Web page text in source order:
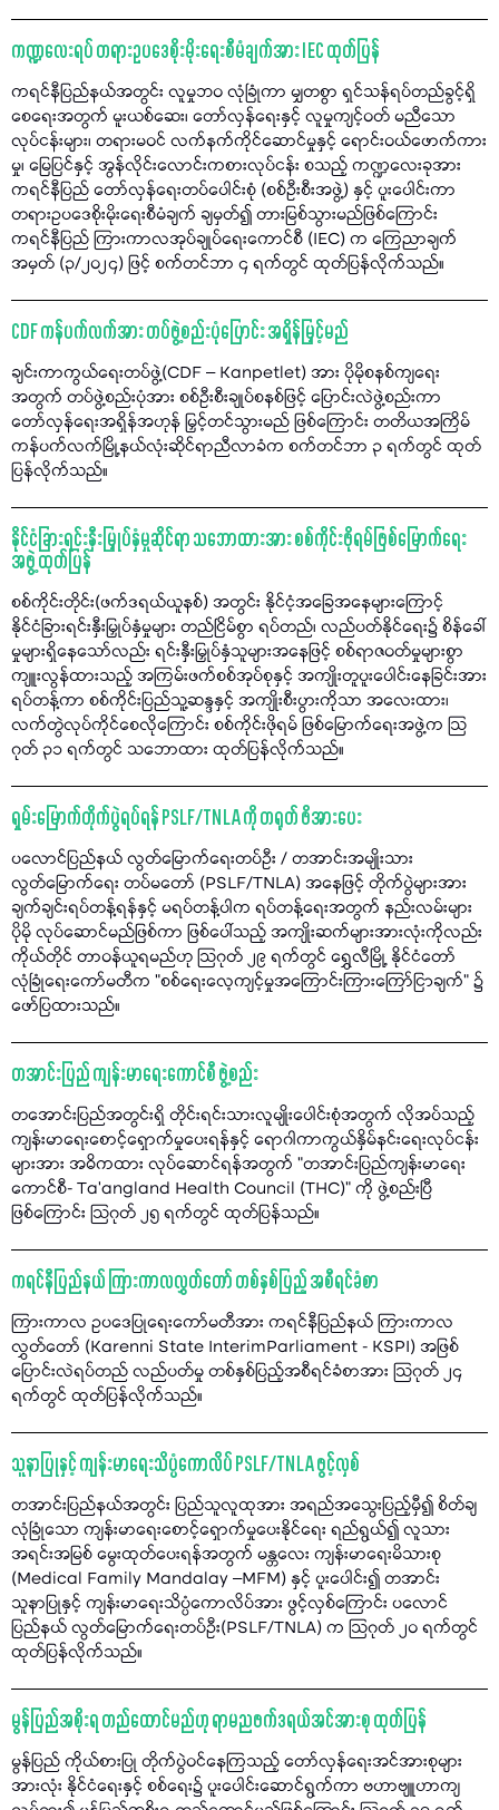
ကဏ္ဍလေးရပ် တရားဥပဒေစိုးမိုးရေးစီမံချက်အား IEC ထုတ်ပြန်
ကရင်နီပြည်နယ်အတွင်း လူမှုဘဝ လုံခြုံကာ မျှတစွာ ရှင်သန်ရပ်တည်ခွင့်ရှိ
စေရေးအတွက် မူးယစ်ဆေး၊ တော်လှန်ရေးနှင့် လူမှုကျင့်ဝတ် မညီသော
လုပ်ငန်းများ၊ တရားမဝင် လက်နက်ကိုင်ဆောင်မှုနှင့် ရောင်းဝယ်ဖောက်ကား
မှု၊ မြေပြင်နှင့် အွန်လိုင်းလောင်းကစားလုပ်ငန်း စသည့် ကဏ္ဍလေးခုအား
ကရင်နီပြည် တော်လှန်ရေးတပ်ပေါင်းစုံ (စစ်ဦးစီးအဖွဲ့) နှင့် ပူးပေါင်းကာ
တရားဥပဒေစိုးမိုးရေးစီမံချက် ချမှတ်၍ တားမြစ်သွားမည်ဖြစ်ကြောင်း
ကရင်နီပြည် ကြားကာလအုပ်ချုပ်ရေးကောင်စီ (IEC) က ကြေညာချက်
အမှတ် (၃/၂၀၂၄) ဖြင့် စက်တင်ဘာ ၄ ရက်တွင် ထုတ်ပြန်လိုက်သည်။
CDF ကန်ပက်လက်အား တပ်ဖွဲ့စည်းပုံပြောင်း အရှိန်မြှင့်မည်
ချင်းကာကွယ်ရေးတပ်ဖွဲ့(CDF – Kanpetlet) အား ပိုမိုစနစ်ကျရေး
အတွက် တပ်ဖွဲ့စည်းပုံအား စစ်ဦးစီးချုပ်စနစ်ဖြင့် ပြောင်းလဲဖွဲ့စည်းကာ
တော်လှန်ရေးအရှိန်အဟုန် မြှင့်တင်သွားမည် ဖြစ်ကြောင်း တတိယအကြိမ်
ကန်ပက်လက်မြို့နယ်လုံးဆိုင်ရာညီလာခံက စက်တင်ဘာ ၃ ရက်တွင် ထုတ်
ပြန်လိုက်သည်။
နိုင်ငံခြားရင်းနှီးမြှုပ်နှံမှုဆိုင်ရာ သဘောထားအား စစ်ကိုင်းဖိုရမ်ဖြစ်မြောက်ရေး
အဖွဲ့ ထုတ်ပြန်
စစ်ကိုင်းတိုင်း(ဖက်ဒရယ်ယူနစ်) အတွင်း နိုင်ငံ့အခြေအနေများကြောင့်
နိုင်ငံခြားရင်းနှီးမြှုပ်နှံမှုများ တည်ငြိမ်စွာ ရပ်တည်၊ လည်ပတ်နိုင်ရေး၌ စိန်ခေါ်
မှုများရှိနေသော်လည်း ရင်းနှီးမြှုပ်နှံသူများအနေဖြင့် စစ်ရာဇဝတ်မှုများစွာ
ကျူးလွန်ထားသည့် အကြမ်းဖက်စစ်အုပ်စုနှင့် အကျိုးတူပူးပေါင်းနေခြင်းအား
ရပ်တန့်ကာ စစ်ကိုင်းပြည်သူ့ဆန္ဒနှင့် အကျိုးစီးပွားကိုသာ အလေးထား၊
လက်တွဲလုပ်ကိုင်စေလိုကြောင်း စစ်ကိုင်းဖိုရမ် ဖြစ်မြောက်ရေးအဖွဲ့က သြ
ဂုတ် ၃၁ ရက်တွင် သဘောထား ထုတ်ပြန်လိုက်သည်။
ရှမ်းမြောက်တိုက်ပွဲရပ်ရန် PSLF/TNLA ကို တရုတ် ဖိအားပေး
ပလောင်ပြည်နယ် လွတ်မြောက်ရေးတပ်ဦး / တအာင်းအမျိုးသား
လွတ်မြောက်ရေး တပ်မတော် (PSLF/TNLA) အနေဖြင့် တိုက်ပွဲများအား
ချက်ချင်းရပ်တန့်ရန်နှင့် မရပ်တန့်ပါက ရပ်တန့်ရေးအတွက် နည်းလမ်းများ
ပိုမို လုပ်ဆောင်မည်ဖြစ်ကာ ဖြစ်ပေါ်သည့် အကျိုးဆက်များအားလုံးကိုလည်း
ကိုယ်တိုင် တာဝန်ယူရမည်ဟု သြဂုတ် ၂၉ ရက်တွင် ရွှေလီမြို့ နိုင်ငံတော်
လုံခြုံရေးကော်မတီက "စစ်ရေးလေ့ကျင့်မှုအကြောင်းကြားကြော်ငြာချက်" ၌
ဖော်ပြထားသည်။
တအာင်းပြည် ကျန်းမာရေးကောင်စီ ဖွဲ့စည်း
တအောင်းပြည်အတွင်းရှိ တိုင်းရင်းသားလူမျိုးပေါင်းစုံအတွက် လိုအပ်သည့်
ကျန်းမာရေးစောင့်ရှောက်မှုပေးရန်နှင့် ရောဂါကာကွယ်နှိမ်နင်းရေးလုပ်ငန်း
များအား အဓိကထား လုပ်ဆောင်ရန်အတွက် "တအာင်းပြည်ကျန်းမာရေး
ကောင်စီ- Ta’angland Health Council (THC)" ကို ဖွဲ့စည်းပြီ
ဖြစ်ကြောင်း သြဂုတ် ၂၅ ရက်တွင် ထုတ်ပြန်သည်။
ကရင်နီပြည်နယ် ကြားကာလလွှတ်တော် တစ်နှစ်ပြည့် အစီရင်ခံစာ
ကြားကာလ ဥပဒေပြုရေးကော်မတီအား ကရင်နီပြည်နယ် ကြားကာလ
လွှတ်တော် (Karenni State InterimParliament - KSPI) အဖြစ်
ပြောင်းလဲရပ်တည် လည်ပတ်မှု တစ်နှစ်ပြည့်အစီရင်ခံစာအား သြဂုတ် ၂၄
ရက်တွင် ထုတ်ပြန်လိုက်သည်။
သူနာပြုနှင့် ကျန်းမာရေးသိပ္ပံကောလိပ် PSLF/TNLA ဖွင့်လှစ်
တအာင်းပြည်နယ်အတွင်း ပြည်သူလူထုအား အရည်အသွေးပြည့်မှီ၍ စိတ်ချ
လုံခြုံသော ကျန်းမာရေးစောင့်ရှောက်မှုပေးနိုင်ရေး ရည်ရွယ်၍ လူသား
အရင်းအမြစ် မွေးထုတ်ပေးရန်အတွက် မန္တလေး ကျန်းမာရေးမိသားစု
(Medical Family Mandalay –MFM) နှင့် ပူးပေါင်း၍ တအာင်း
သူနာပြုနှင့် ကျန်းမာရေးသိပ္ပံကောလိပ်အား ဖွင့်လှစ်ကြောင်း ပလောင်
ပြည်နယ် လွတ်မြောက်ရေးတပ်ဦး(PSLF/TNLA) က သြဂုတ် ၂၀ ရက်တွင်
ထုတ်ပြန်လိုက်သည်။
မွန်ပြည်အစိုးရ တည်ထောင်မည်ဟု ရာမညဖက်ဒရယ်အင်အားစု ထုတ်ပြန်
မွန်ပြည် ကိုယ်စားပြု တိုက်ပွဲဝင်နေကြသည့် တော်လှန်ရေးအင်အားစုများ
အားလုံး နိုင်ငံရေးနှင့် စစ်ရေး၌ ပူးပေါင်းဆောင်ရွက်ကာ ဗဟာဗျူဟာကျ